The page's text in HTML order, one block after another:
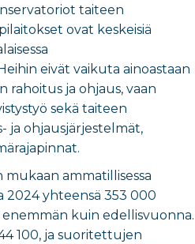
taiteen
ovat keskeisiä
eivät vaikuta ainoastaan
ja ohjaus, vaan
sekä taiteen
ja ohjausjärjestelmät,
ammatillisessa
2024 yhteensä 353 000
enemmän kuin edellisvuonna.
100, ja suoritettujen